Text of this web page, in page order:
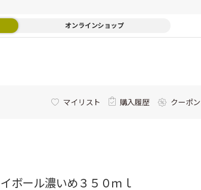
オンラインショップ
マイリスト 購入履歴 クーポン
ボール濃いめ３５０ｍｌ